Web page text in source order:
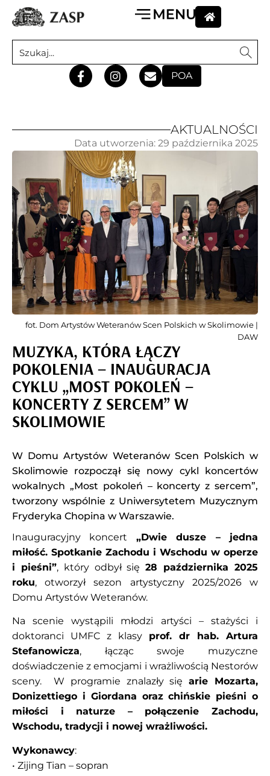
POA
AKTUALNOŚCI
MUZYKA, KTÓRA ŁĄCZY
POKOLENIA – INAUGURACJA
CYKLU „MOST POKOLEŃ –
KONCERTY Z SERCEM” W
SKOLIMOWIE
W Domu Artystów Weteranów Scen Polskich w
Skolimowie rozpoczął się nowy cykl koncertów
wokalnych „Most pokoleń – koncerty z sercem”,
tworzony wspólnie z Uniwersytetem Muzycznym
Fryderyka Chopina w Warszawie.
Inauguracyjny koncert „Dwie dusze – jedna
miłość. Spotkanie Zachodu i Wschodu w operze
i pieśni”, który odbył się28 października 2025
roku, otworzył sezon artystyczny 2025/2026 w
Domu Artystów Weteranów.
Na scenie wystąpili młodzi artyści – stażyści i
doktoranci UMFC z klasy prof. dr hab. Artura
Stefanowicza, łącząc swoje muzyczne
doświadczenie z emocjami i wrażliwością Nestorów
sceny. W programie znalazły sięarie Mozarta,
Donizettiego i Giordana oraz chińskie pieśni o
miłości i naturze – połączenie Zachodu,
Wschodu, tradycji i nowej wrażliwości.
Wykonawcy:
• Zijing Tian – sopran
Data utworzenia: 29 października 2025
fot. Dom Artystów Weteranów Scen Polskich w Skolimowie |
DAW